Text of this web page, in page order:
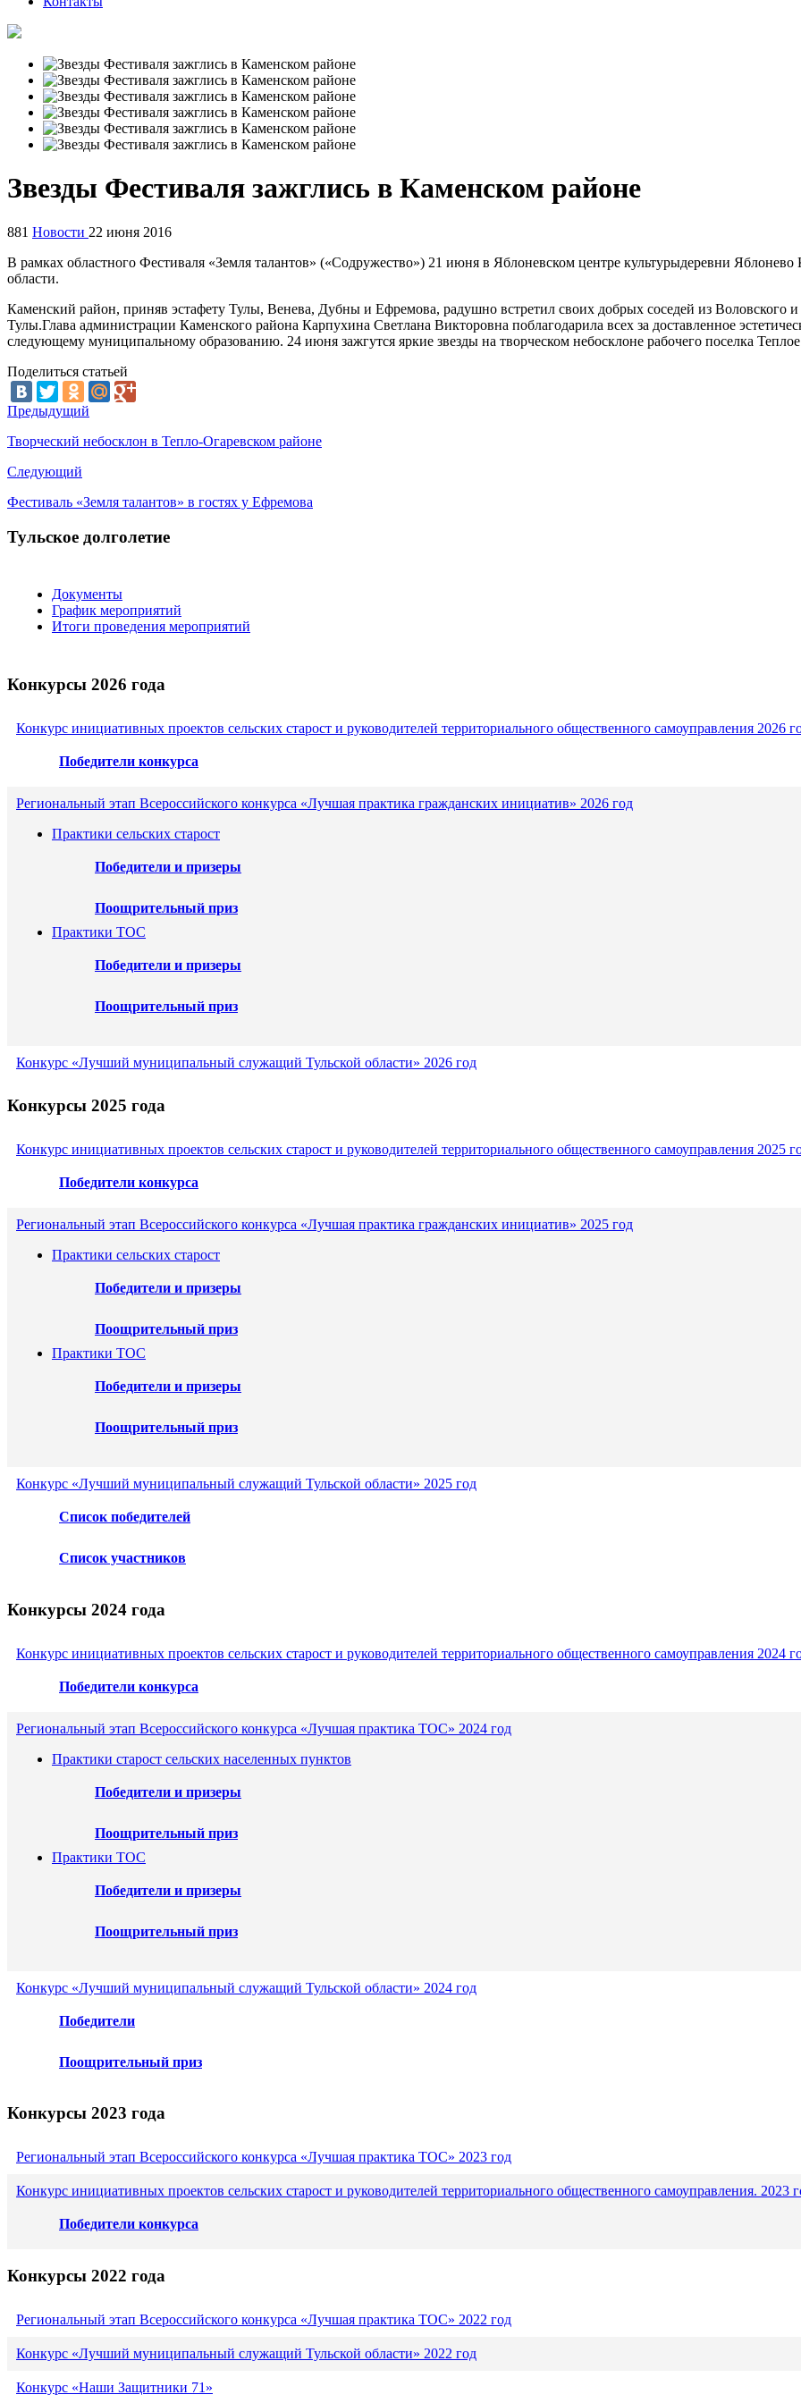
Звезды Фестиваля зажглись в Каменском районе
881 Новости 22 июня 2016
В рамках областного Фестиваля «Земля талантов» («Содружество») 21 июня в Яблоневском центре культурыдеревни Яблонево
области.
Каменский район, приняв эстафету Тулы, Венева, Дубны и Ефремова, радушно встретил своих добрых соседей из Воловского
Тулы.Глава администрации Каменского района Карпухина Светлана Викторовна поблагодарила всех за доставленное
следующему муниципальному образованию. 24 июня зажгутся яркие звезды на творческом небосклоне рабочего поселка
Поделиться статьей
Предыдущий
Творческий небосклон в Тепло-Огаревском районе
Следующий
Фестиваль «Земля талантов» в гостях у Ефремова
Тульское долголетие
Документы
График мероприятий
Итоги проведения мероприятий
Конкурсы 2026 года
Конкурс инициативных проектов сельских старост и руководителей территориального общественного самоуправления 2026
Победители конкурса
Региональный этап Всероссийского конкурса «Лучшая практика гражданских инициатив» 2026 год
Практики сельских старост
Победители и призеры
Поощрительный приз
Практики ТОС
Победители и призеры
Поощрительный приз
Конкурс «Лучший муниципальный служащий Тульской области» 2026 год
Конкурсы 2025 года
Конкурс инициативных проектов сельских старост и руководителей территориального общественного самоуправления 2025
Победители конкурса
Региональный этап Всероссийского конкурса «Лучшая практика гражданских инициатив» 2025 год
Практики сельских старост
Победители и призеры
Поощрительный приз
Практики ТОС
Победители и призеры
Поощрительный приз
Конкурс «Лучший муниципальный служащий Тульской области» 2025 год
Список победителей
Список участников
Конкурсы 2024 года
Конкурс инициативных проектов сельских старост и руководителей территориального общественного самоуправления 2024
Победители конкурса
Региональный этап Всероссийского конкурса «Лучшая практика ТОС» 2024 год
Практики старост сельских населенных пунктов
Победители и призеры
Поощрительный приз
Практики ТОС
Победители и призеры
Поощрительный приз
Конкурс «Лучший муниципальный служащий Тульской области» 2024 год
Победители
Поощрительный приз
Конкурсы 2023 года
Региональный этап Всероссийского конкурса «Лучшая практика ТОС» 2023 год
Конкурс инициативных проектов сельских старост и руководителей территориального общественного самоуправления. 2023
Победители конкурса
Конкурсы 2022 года
Региональный этап Всероссийского конкурса «Лучшая практика ТОС» 2022 год
Конкурс «Лучший муниципальный служащий Тульской области» 2022 год
Конкурс «Наши Защитники 71»